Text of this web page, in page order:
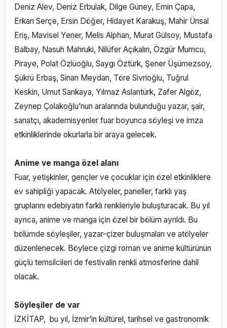
Deniz Alev, Deniz Erbulak, Dilge Güney, Emin Çapa,
Erkan Serçe, Ersin Döğer, Hidayet Karakuş, Mahir Ünsal
Eriş, Mavisel Yener, Melis Alphan, Murat Gülsoy, Mustafa
Balbay, Nasuh Mahruki, Nilüfer Açıkalın, Özgür Mumcu,
Piraye, Polat Özlüoğlu, Saygı Öztürk, Şener Üşümezsoy,
Şükrü Erbaş, Sinan Meydan, Töre Sivrioğlu, Tuğrul
Keskin, Umut Sarıkaya, Yılmaz Aslantürk, Zafer Algöz,
Zeynep Çolakoğlu’nun aralarında bulunduğu yazar, şair,
sanatçı, akademisyenler fuar boyunca söyleşi ve imza
etkinliklerinde okurlarla bir araya gelecek.
Anime ve manga özel alanı
Fuar, yetişkinler, gençler ve çocuklar için özel etkinliklere
ev sahipliği yapacak. Atölyeler, paneller, farklı yaş
gruplarını edebiyatın farklı renkleriyle buluşturacak. Bu yıl
ayrıca, anime ve manga için özel bir bölüm ayrıldı. Bu
bölümde söyleşiler, yazar-çizer buluşmaları ve atölyeler
düzenlenecek. Böylece çizgi roman ve anime kültürünün
güçlü temsilcileri de festivalin renkli atmosferine dahil
olacak.
Söyleşiler de var
İZKİTAP, bu yıl, İzmir’in kültürel, tarihsel ve gastronomik